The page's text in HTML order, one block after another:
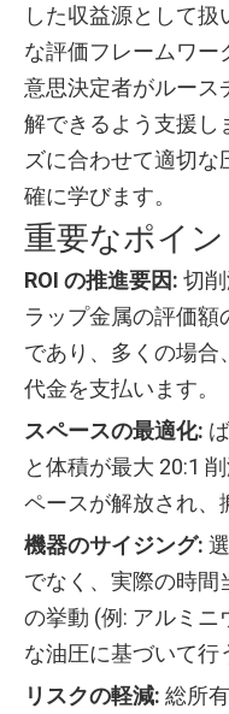
した収益源として
な評価フレームワー
意思決定者がルース
解できるよう支援し
ズに合わせて適切
確に学びます。
重要なポイン
ROI の推進要因: 切
ラップ金属の評価額
であり、多くの場合
代金を支払います。
スペースの最適化:
と体積が最大 20:1
ペースが解放され、
機器のサイジング:
でなく、実際の時間
の挙動 (例: アルミ
な油圧に基づいて行
リスクの軽減: 総所